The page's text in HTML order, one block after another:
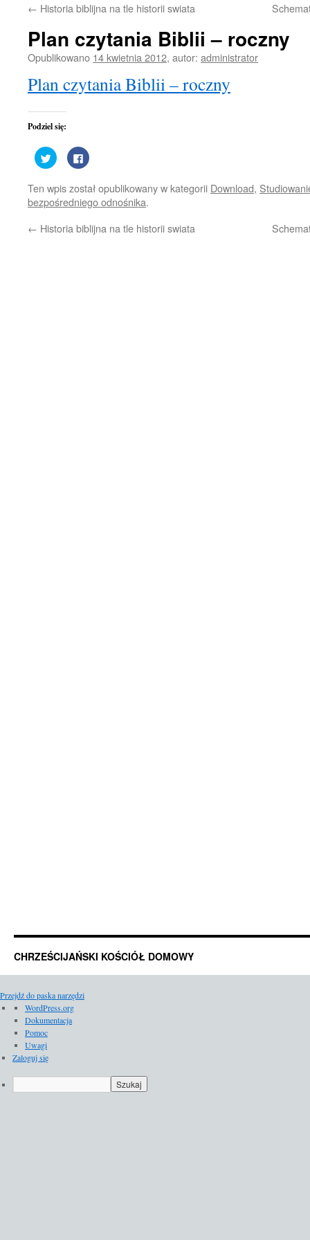
treści
← Historia biblijna na tle historii swiata
Plan czytania Biblii – roczny
Opublikowano 14 kwietnia 2012, autor: administrator
Plan czytania Biblii – roczny
Podziel się:
Udostępnij
na
Twitterze(Otwiera
w
nowym
oknie)
Kliknij,
aby
Facebooku(Otwiera
w
Ten wpis został opublikowany w kategorii Download,
bezpośredniego odnośnika.
← Historia biblijna na tle historii swiata
CHRZEŚCIJAŃSKI KOŚCIÓŁ DOMOWY
Przejdź do paska narzędzi
O
WordPressie
WordPress.org
Dokumentacja
Pomoc
Uwagi
Zaloguj się
Szukaj